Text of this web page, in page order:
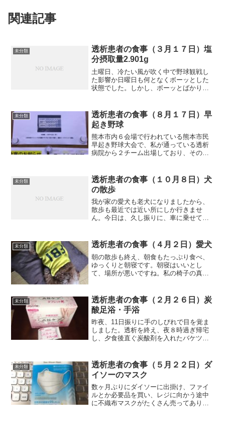
関連記事
未分類
透析患者の食事（３月１７日）塩
分摂取量2.901g
土曜日、冷たい風が吹く中で野球観戦し
た影響か日曜日も何となくボーッとした
状態でした。しかし、ボーッとばかりし
で10分程度で、試合時間も１時間と短い
ですから、そんなに疲れ...
未分類
透析患者の食事（８月１７日）早
起き野球
熊本市内６会場で行われている熊本市民
早起き野球大会で、私が通っている透析
病院から２チーム出場しており、その内
チラシを事務所に届けたところ、早速、
エレベーター内に掲示して...
未分類
透析患者の食事（１０月８日）犬
の散歩
我が家の愛犬も老犬になりましたから、
散歩も最近では近い所にしか行きませ
ん。今日は、久し振りに、車に乗せて江
緒に歩いて来たんですけどね。私も久し
振りですが、草もきれいに刈...
未分類 透析患者の食事（４月２日）愛犬
朝の散歩も終え、朝食もたっぷり食べ、
ゆっくりと朝寝です。朝寝はいいとし
て、場所が悪いですね。私の椅子の真下
は朝食から紹介します。朝食（カレーで
す）昨日、豆腐の味噌汁を作...
未分類
透析患者の食事（２月２６日）炭
酸足浴・手浴
昨夜、11日振りに手のしびれで目を覚ま
しました。透析を終え、夜８時過ぎ帰宅
し、夕食後直ぐ炭酸剤を入れたバケツで
し短かったかもしれません。また、就寝
したのが、11時過ぎ...
未分類
透析患者の食事（５月２２日）ダ
イソーのマスク
数ヶ月ぶりにダイソーに出掛け、ファイ
ルとか必要品を買い、レジに向かう途中
に不織布マスクがたくさん売ってありま